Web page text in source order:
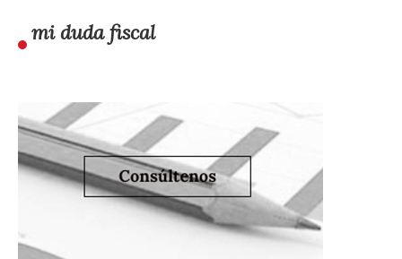
mi duda fiscal